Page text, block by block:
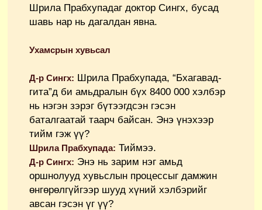
Шрила Прабхупадаг доктор Сингх, бусад
шавь нар нь дагалдан явна.
Ухамсрын хувьсал
Д-р Сингх: Шрила Прабхупада, “Бхагавад-
гита”д би амьдралын бүх 8400 000 хэлбэр
нь нэгэн зэрэг бүтээгдсэн гэсэн
баталгаатай таарч байсан. Энэ үнэхээр
тийм гэж үү?
Шрила Прабхупада: Тиймээ.
Д-р Сингх: Энэ нь зарим нэг амьд
оршнолууд хувьслын процессыг дамжин
өнгөрөлгүйгээр шууд хүний хэлбэрийг
авсан гэсэн үг үү?